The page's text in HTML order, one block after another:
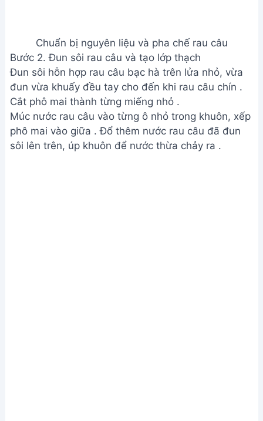
Chuẩn bị nguyên liệu và pha chế rau câu
Bước 2. Đun sôi rau câu và tạo lớp thạch
Đun sôi hỗn hợp rau câu bạc hà trên lửa nhỏ, vừa
đun vừa khuấy đều tay cho đến khi rau câu chín .
Cắt phô mai thành từng miếng nhỏ .
Múc nước rau câu vào từng ô nhỏ trong khuôn, xếp
phô mai vào giữa . Đổ thêm nước rau câu đã đun
sôi lên trên, úp khuôn để nước thừa chảy ra .